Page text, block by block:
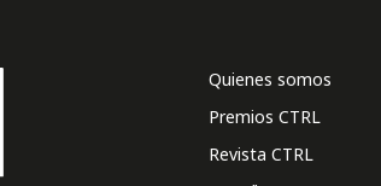
Quienes somos
Premios CTRL
Revista CTRL